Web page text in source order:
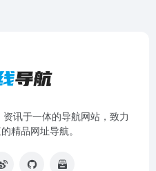
讯于一体的导航网站，致力
精品网址导航。